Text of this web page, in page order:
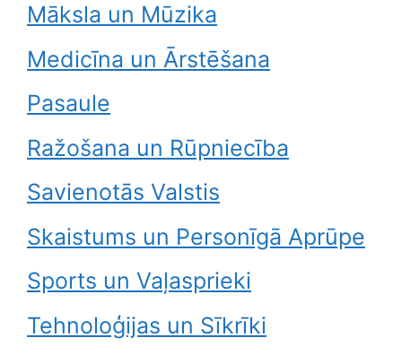
Māksla un Mūzika
Medicīna un Ārstēšana
Pasaule
Ražošana un Rūpniecība
Savienotās Valstis
Skaistums un Personīgā Aprūpe
Sports un Vaļasprieki
Tehnoloģijas un Sīkrīki